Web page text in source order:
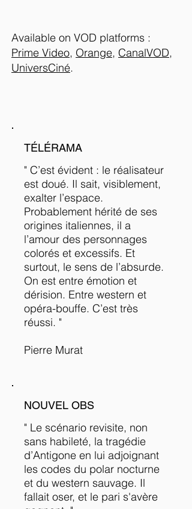
Available on VOD platforms :
Prime Video, Orange, CanalVOD,
UniversCiné.
" C’est évident : le réalisateur
est doué. Il sait, visiblement,
exalter l’espace.
Probablement hérité de ses
origines italiennes, il a
l’amour des personnages
colorés et excessifs. Et
surtout, le sens de l’absurde.
On est entre émotion et
dérision. Entre western et
opéra-bouffe. C’est très
réussi. "
Pierre Murat
TÉLÉRAMA
" Le scénario revisite, non
sans habileté, la tragédie
d’Antigone en lui adjoignant
les codes du polar nocturne
et du western sauvage. Il
fallait oser, et le pari s'avère
NOUVEL OBS